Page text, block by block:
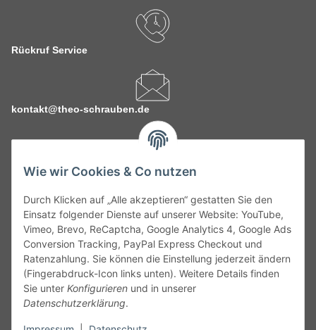
Wie wir Cookies & Co nutzen
Durch Klicken auf „Alle akzeptieren“ gestatten Sie den
Einsatz folgender Dienste auf unserer Website: YouTube,
Vimeo, Brevo, ReCaptcha, Google Analytics 4, Google Ads
Conversion Tracking, PayPal Express Checkout und
Ratenzahlung. Sie können die Einstellung jederzeit ändern
(Fingerabdruck-Icon links unten). Weitere Details finden
Sie unter Konfigurieren und in unserer
Datenschutzerklärung.
Rückruf Service
kontakt@theo-schrauben.de
Service
Gesetzliche Informationen
Alle technischen Angaben ohne Gewähr. Irrtümer und fehlerhafte
Angaben vorbehalten. Wenn Sie Datenblätter oder spezielle